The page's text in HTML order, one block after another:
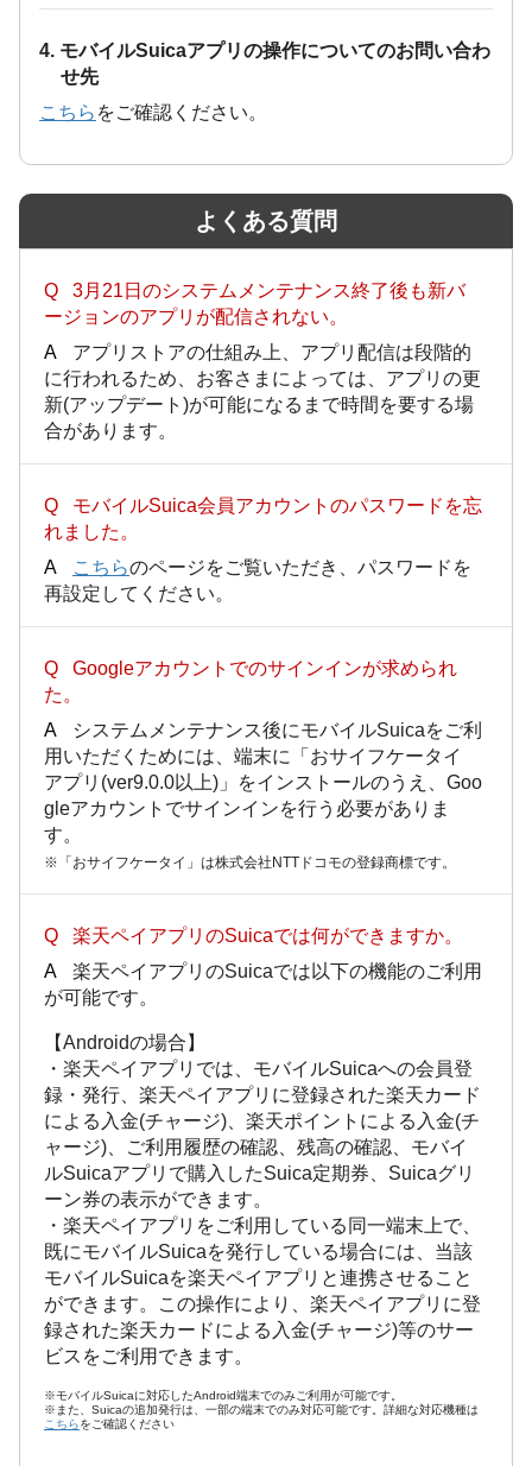
4. モバイルSuicaアプリの操作についてのお問い合わ
せ先
こちら をご確認ください。
よくある質問
3月21日のシステムメンテナンス終了後も新バ
ージョンのアプリが配信されない。
アプリストアの仕組み上、アプリ配信は段階的
に行われるため、お客さまによっては、アプリの更
新(アップデート)が可能になるまで時間を要する場
合があります。
モバイルSuica会員アカウントのパスワードを忘
れました。
こちらのページをご覧いただき、パスワードを
再設定してください。
Googleアカウントでのサインインが求められ
た。
システムメンテナンス後にモバイルSuicaをご利
用いただくためには、端末に「おサイフケータイ
アプリ(ver9.0.0以上)」をインストールのうえ、Goo
gleアカウントでサインインを行う必要がありま
す。
※「おサイフケータイ」は株式会社NTTドコモの登録商標です。
楽天ペイアプリのSuicaでは何ができますか。
楽天ペイアプリのSuicaでは以下の機能のご利用
が可能です。
【Androidの場合】
・楽天ペイアプリでは、モバイルSuicaへの会員登
録・発行、楽天ペイアプリに登録された楽天カード
による入金(チャージ)、楽天ポイントによる入金(チ
ャージ)、ご利用履歴の確認、残高の確認、モバイ
ルSuicaアプリで購入したSuica定期券、Suicaグリ
ーン券の表示ができます。
・楽天ペイアプリをご利用している同一端末上で、
既にモバイルSuicaを発行している場合には、当該
モバイルSuicaを楽天ペイアプリと連携させること
ができます。この操作により、楽天ペイアプリに登
録された楽天カードによる入金(チャージ)等のサー
ビスをご利用できます。
※モバイルSuicaに対応したAndroid端末でのみご利用が可能です。
※また、Suicaの追加発行は、一部の端末でのみ対応可能です。詳細な対応機種は
こちらをご確認ください